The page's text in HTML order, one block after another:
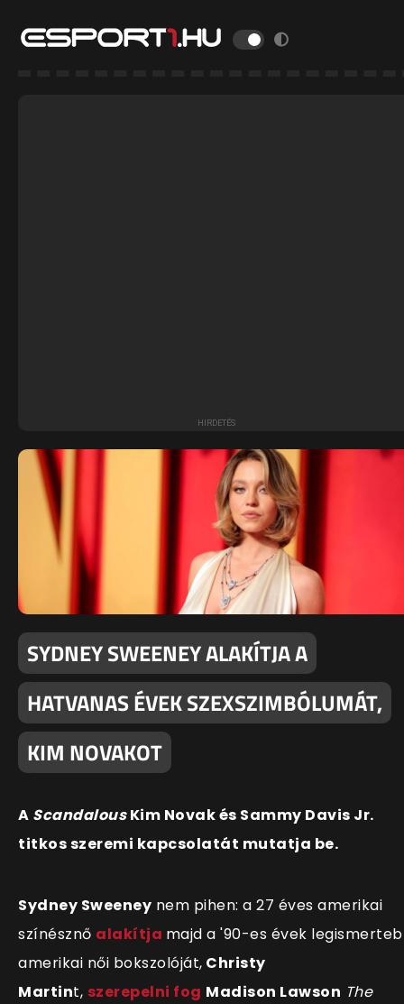
SYDNEY SWEENEY ALAKÍTJA A
HATVANAS ÉVEK SZEXSZIMBÓLUMÁT,
KIM NOVAKOT
A Scandalous Kim Novak és Sammy Davis Jr.
titkos szeremi kapcsolatát mutatja be.
Sydney Sweeney nem pihen: a 27 éves amerikai
színésznő alakítja majd a '90-es évek
amerikai női bokszolóját, Christy
Martint, szerepelni fog Madison Lawson The